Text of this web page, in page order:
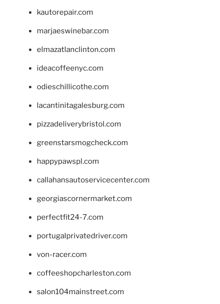
kautorepair.com
marjaeswinebar.com
elmazatlanclinton.com
ideacoffeenyc.com
odieschillicothe.com
lacantinitagalesburg.com
pizzadeliverybristol.com
greenstarsmogcheck.com
happypawspl.com
callahansautoservicecenter.com
georgiascornermarket.com
perfectfit24-7.com
portugalprivatedriver.com
von-racer.com
coffeeshopcharleston.com
salon104mainstreet.com